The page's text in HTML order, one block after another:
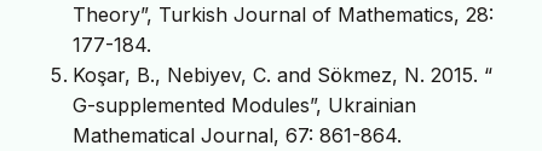
Theory”, Turkish Journal of Mathematics, 28:
177-184.
Koşar, B., Nebiyev, C. and Sökmez, N. 2015. “
G-supplemented Modules”, Ukrainian
Mathematical Journal, 67: 861-864.